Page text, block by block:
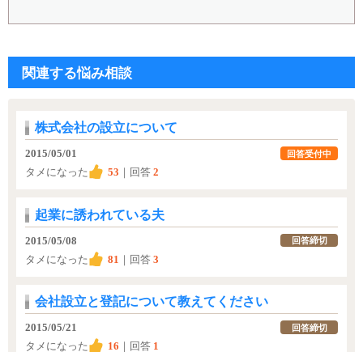
関連する悩み相談
株式会社の設立について
2015/05/01
タメになった
53 ｜回答 2
回答受付中
起業に誘われている夫
2015/05/08
タメになった
81 ｜回答 3
回答締切
会社設立と登記について教えてください
2015/05/21
タメになった
16 ｜回答 1
回答締切